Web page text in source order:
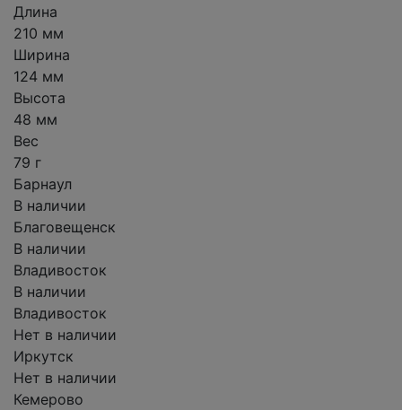
Длина
210 мм
Ширина
124 мм
Высота
48 мм
Вес
79 г
Барнаул
В наличии
Благовещенск
В наличии
Владивосток
В наличии
Владивосток
Нет в наличии
Иркутск
Нет в наличии
Кемерово